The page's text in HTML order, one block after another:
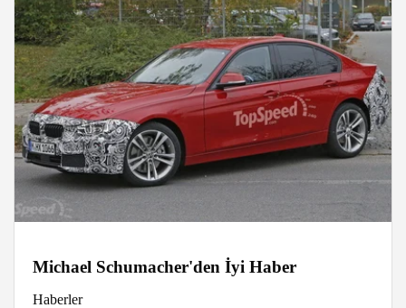
Michael Schumacher'den İyi Haber
Haberler